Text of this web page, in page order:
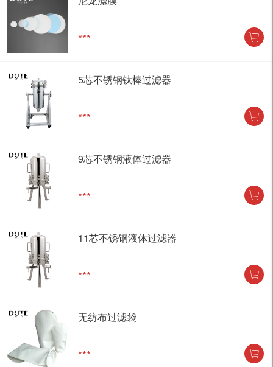
***
5芯不锈钢钛棒过滤器
***
9芯不锈钢液体过滤器
***
11芯不锈钢液体过滤器
***
无纺布过滤袋
***